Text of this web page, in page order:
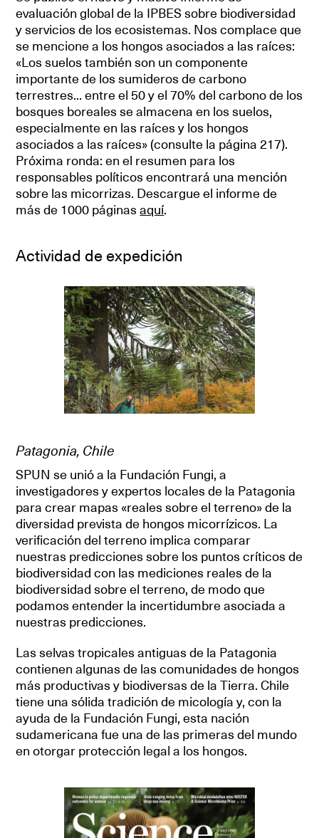
evaluación global de la IPBES sobre biodiversidad
y servicios de los ecosistemas. Nos complace que
se mencione a los hongos asociados a las raíces:
«Los suelos también son un componente
importante de los sumideros de carbono
terrestres... entre el 50 y el 70% del carbono de los
bosques boreales se almacena en los suelos,
especialmente en las raíces y los hongos
asociados a las raíces» (consulte la página 217).
Próxima ronda: en el resumen para los
responsables políticos encontrará una mención
sobre las micorrizas. Descargue el informe de
más de 1000 páginasaquí.
Actividad de expedición
Patagonia, Chile
SPUN se unió a la Fundación Fungi, a
investigadores y expertos locales de la Patagonia
para crear mapas «reales sobre el terreno» de la
diversidad prevista de hongos micorrízicos. La
verificación del terreno implica comparar
nuestras predicciones sobre los puntos críticos de
biodiversidad con las mediciones reales de la
biodiversidad sobre el terreno, de modo que
podamos entender la incertidumbre asociada a
nuestras predicciones.
Las selvas tropicales antiguas de la Patagonia
contienen algunas de las comunidades de hongos
más productivas y biodiversas de la Tierra. Chile
tiene una sólida tradición de micología y, con la
ayuda de la Fundación Fungi, esta nación
sudamericana fue una de las primeras del mundo
en otorgar protección legal a los hongos.